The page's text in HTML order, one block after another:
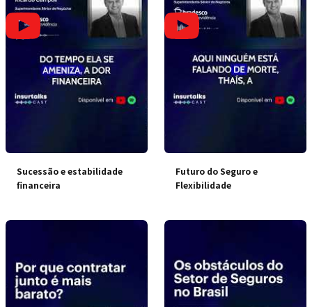
Sucessão e estabilidade
financeira
Futuro do Seguro e
Flexibilidade